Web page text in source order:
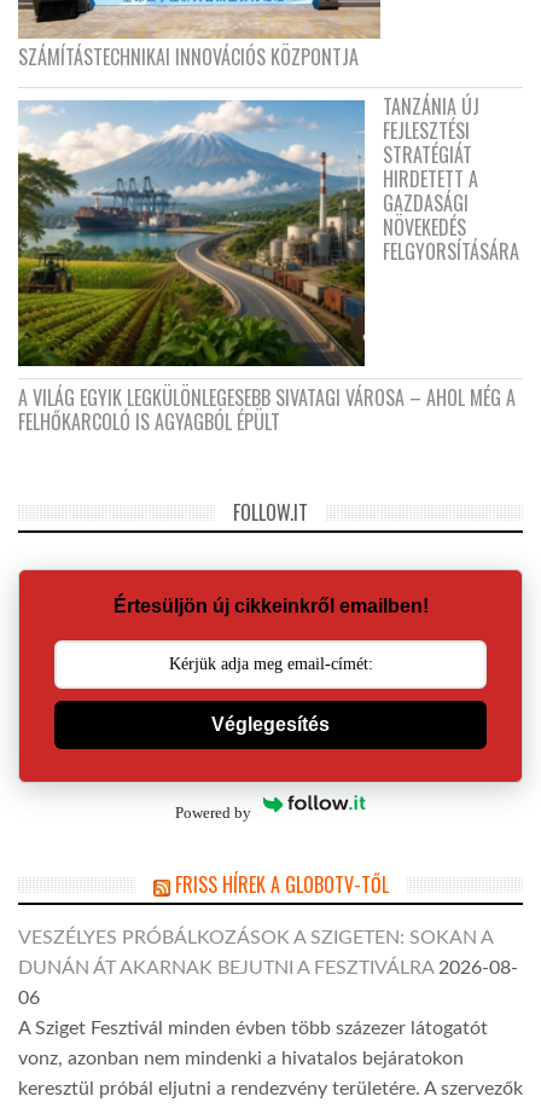
SZÁMÍTÁSTECHNIKAI INNOVÁCIÓS KÖZPONTJA
TANZÁNIA ÚJ
FEJLESZTÉSI
STRATÉGIÁT
HIRDETETT A
GAZDASÁGI
NÖVEKEDÉS
FELGYORSÍTÁSÁRA
A VILÁG EGYIK LEGKÜLÖNLEGESEBB SIVATAGI VÁROSA – AHOL MÉG A
FELHŐKARCOLÓ IS AGYAGBÓL ÉPÜLT
FOLLOW.IT
Értesüljön új cikkeinkről emailben!
Véglegesítés
Powered by
FRISS HÍREK A GLOBOTV-TŐL
VESZÉLYES PRÓBÁLKOZÁSOK A SZIGETEN: SOKAN A
DUNÁN ÁT AKARNAK BEJUTNI A FESZTIVÁLRA 2026-08-
06
A Sziget Fesztivál minden évben több százezer látogatót
vonz, azonban nem mindenki a hivatalos bejáratokon
keresztül próbál eljutni a rendezvény területére. A szervezők